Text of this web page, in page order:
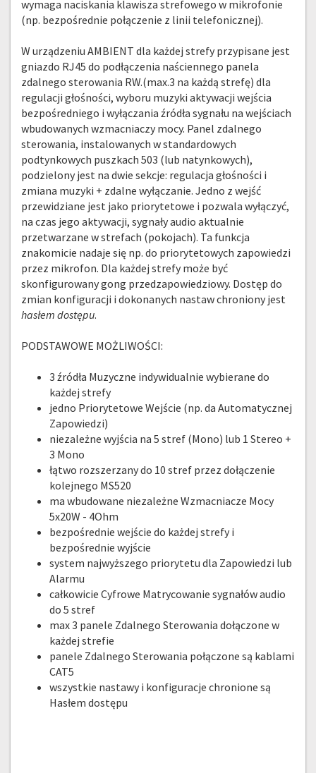
wymaga naciskania klawisza strefowego w mikrofonie
(np. bezpośrednie połączenie z linii telefonicznej).
W urządzeniu AMBIENT dla każdej strefy przypisane jest
gniazdo RJ45 do podłączenia naściennego panela
zdalnego sterowania RW.(max.3 na każdą strefę) dla
regulacji głośności, wyboru muzyki aktywacji wejścia
bezpośredniego i wyłączania źródła sygnału na wejściach
wbudowanych wzmacniaczy mocy. Panel zdalnego
sterowania, instalowanych w standardowych
podtynkowych puszkach 503 (lub natynkowych),
podzielony jest na dwie sekcje: regulacja głośności i
zmiana muzyki + zdalne wyłączanie. Jedno z wejść
przewidziane jest jako priorytetowe i pozwala wyłączyć,
na czas jego aktywacji, sygnały audio aktualnie
przetwarzane w strefach (pokojach). Ta funkcja
znakomicie nadaje się np. do priorytetowych zapowiedzi
przez mikrofon. Dla każdej strefy może być
skonfigurowany gong przedzapowiedziowy. Dostęp do
zmian konfiguracji i dokonanych nastaw chroniony jest
hasłem dostępu.
PODSTAWOWE MOŻLIWOŚCI:
3 źródła Muzyczne indywidualnie wybierane do
każdej strefy
jedno Priorytetowe Wejście (np. da Automatycznej
Zapowiedzi)
niezależne wyjścia na 5 stref (Mono) lub 1 Stereo +
3 Mono
łątwo rozszerzany do 10 stref przez dołączenie
kolejnego MS520
ma wbudowane niezależne Wzmacniacze Mocy
5x20W - 4Ohm
bezpośrednie wejście do każdej strefy i
bezpośrednie wyjście
system najwyższego priorytetu dla Zapowiedzi lub
Alarmu
całkowicie Cyfrowe Matrycowanie sygnałów audio
do 5 stref
max 3 panele Zdalnego Sterowania dołączone w
każdej strefie
panele Zdalnego Sterowania połączone są kablami
CAT5
wszystkie nastawy i konfiguracje chronione są
Hasłem dostępu